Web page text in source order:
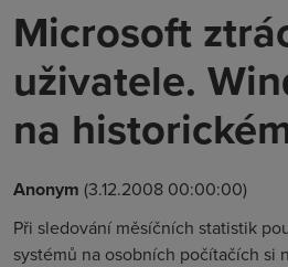
Microsoft
uživatele.
na
Anonym (3.12.2008 00:00:00)
Při sledování měsíčních statistik
systémů na osobních počítačích si